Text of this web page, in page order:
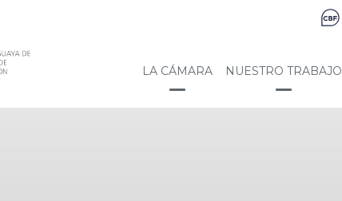
LA CÁMARA NUESTRO TRABAJO